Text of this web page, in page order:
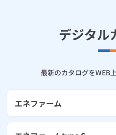
デジタル
最新のカタログをWEB
エネファーム